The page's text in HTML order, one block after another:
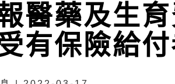
醫藥及生
有保險給